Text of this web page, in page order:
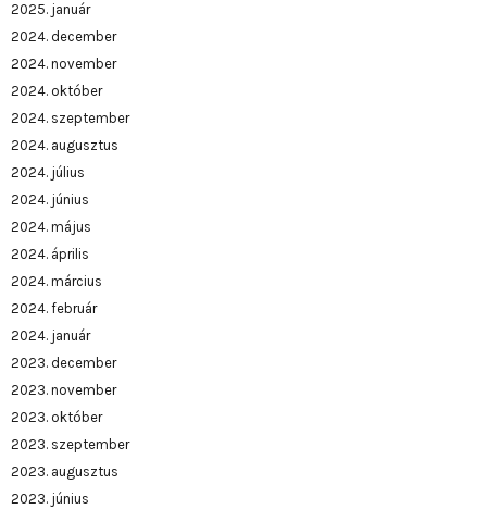
2025. január
2024. december
2024. november
2024. október
2024. szeptember
2024. augusztus
2024. július
2024. június
2024. május
2024. április
2024. március
2024. február
2024. január
2023. december
2023. november
2023. október
2023. szeptember
2023. augusztus
2023. június